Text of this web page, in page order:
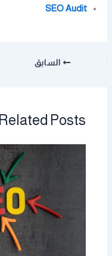
SEO Audit
السابق
Related Posts